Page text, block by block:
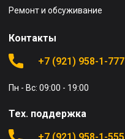
Ремонт и обсуживание
Контакты
+7 (921) 958-1-777
Пн - Вс: 09:00 - 19:00
Тех. поддержка